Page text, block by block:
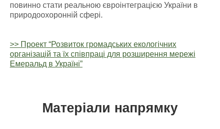
повинно стати реальною євроінтеграцією України в
природоохоронній сфері.
>> Проект “Розвиток громадських екологічних
організацій та їх співпраці для розширення мережі
Емеральд в Україні”
Матеріали напрямку